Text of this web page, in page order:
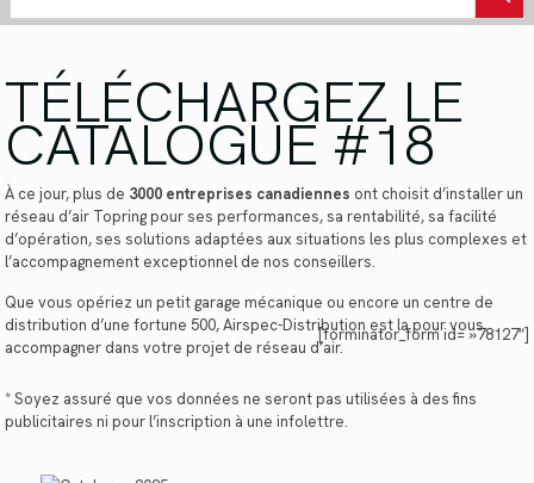
TÉLÉCHARGEZ LE
CATALOGUE #18
À ce jour, plus de 3000 entreprises canadiennes ont choisit d’installer un
réseau d’air Topring pour ses performances, sa rentabilité, sa facilité
d’opération, ses solutions adaptées aux situations les plus complexes et
l’accompagnement exceptionnel de nos conseillers.
Que vous opériez un petit garage mécanique ou encore un centre de
distribution d’une fortune 500, Airspec-Distribution est la pour vous
accompagner dans votre projet de réseau d’air.
[forminator_form id= »78127″]
* Soyez assuré que vos données ne seront pas utilisées à des fins
publicitaires ni pour l’inscription à une infolettre.